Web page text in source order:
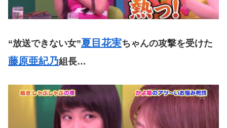
“放送できない女”夏目花実ちゃんの攻撃を受けた
藤原亜紀乃組長…